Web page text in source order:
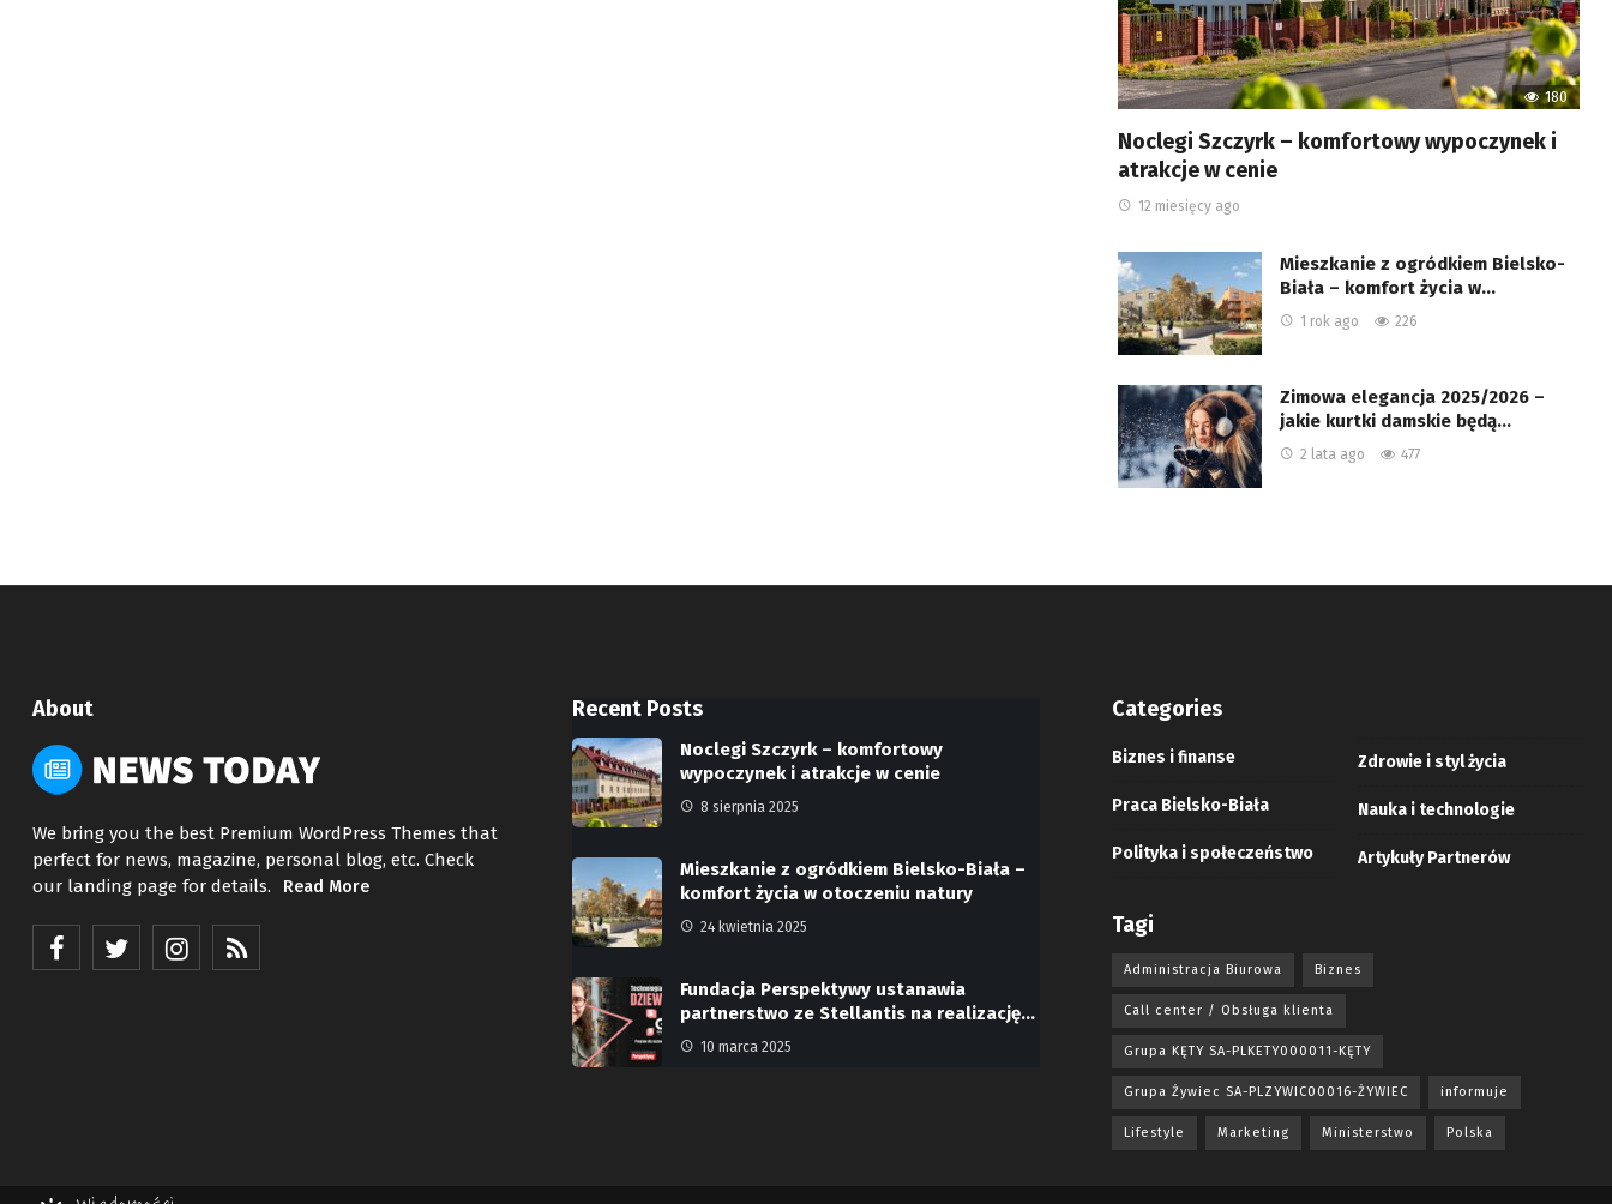
180
Noclegi Szczyrk – komfortowy wypoczynek i
atrakcje w cenie
12 miesięcy ago
Mieszkanie z ogródkiem Bielsko-
Biała – komfort życia w…
1 rok ago 226
Zimowa elegancja 2025/2026 –
jakie kurtki damskie będą…
2 lata ago 477
About
We bring you the best Premium WordPress Themes that
perfect for news, magazine, personal blog, etc. Check
our landing page for details.
Read More
Recent Posts
Noclegi Szczyrk – komfortowy
wypoczynek i atrakcje w cenie
8 sierpnia 2025
Mieszkanie z ogródkiem Bielsko-Biała –
komfort życia w otoczeniu natury
24 kwietnia 2025
Fundacja Perspektywy ustanawia
partnerstwo ze Stellantis na realizację…
10 marca 2025
Categories
Biznes i finanse
Praca Bielsko-Biała
Polityka i społeczeństwo
Zdrowie i styl życia
Nauka i technologie
Artykuły Partnerów
Tagi
Administracja Biurowa Biznes
Call center / Obsługa klienta
Grupa KĘTY SA-PLKETY000011-KĘTY
Grupa Żywiec SA-PLZYWIC00016-ŻYWIEC informuje
Lifestyle Marketing Ministerstwo Polska